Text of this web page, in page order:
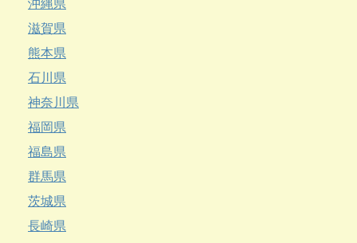
沖縄県
滋賀県
熊本県
石川県
神奈川県
福岡県
福島県
群馬県
茨城県
長崎県